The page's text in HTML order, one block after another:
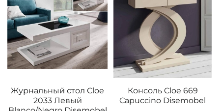
Журнальный стол Cloe
2033 Левый
Консоль Cloe 669
Capuccino Disemobel